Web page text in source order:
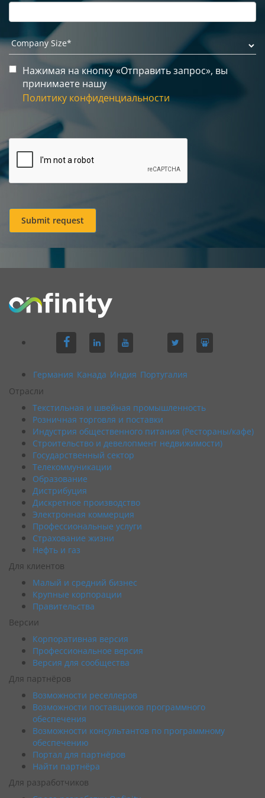
Нажимая на кнопку «Отправить запрос», вы
принимаете нашу
Политику конфиденциальности
Submit request
Германия Канада Индия Португалия
Отрасли
Текстильная и швейная промышленность
Розничная торговля и поставки
Индустрия общественного питания (Рестораны/кафе)
Строительство и девелопмент недвижимости)
Государственный сектор
Телекоммуникации
Образование
Дистрибуция
Дискретное производство
Электронная коммерция
Профессиональные услуги
Страхование жизни
Нефть и газ
Для клиентов
Малый и средний бизнес
Крупные корпорации
Правительства
Версии
Корпоративная версия
Профессиональное версия
Версия для сообщества
Для партнёров
Возможности реселлеров
Возможности поставщиков программного
обеспечения
Возможности консультантов по программному
обеспечению
Портал для партнёров
Найти партнёра
Для разработчиков